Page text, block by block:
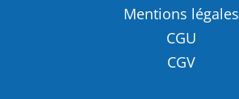
Mentions légales
CGU
CGV